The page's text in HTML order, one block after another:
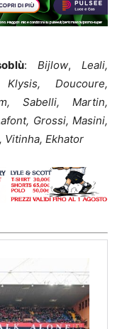
: Bijlow, Leali,
Doucoure,
Sabelli, Martin,
Grossi, Masini,
Vitinha, Ekhator